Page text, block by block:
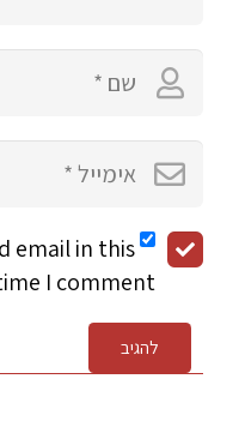
email in this
I comment.
להגיב